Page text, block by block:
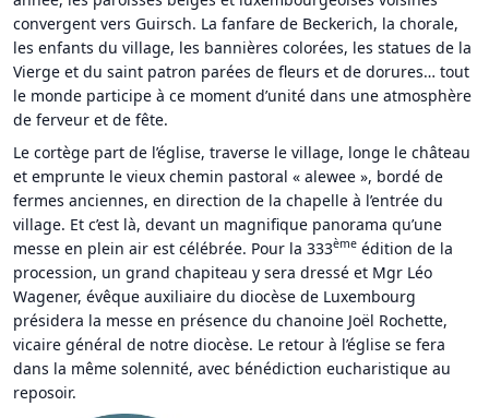
convergent vers Guirsch. La fanfare de Beckerich, la chorale,
les enfants du village, les bannières colorées, les statues de la
Vierge et du saint patron parées de fleurs et de dorures… tout
le monde participe à ce moment d’unité dans une atmosphère
de ferveur et de fête.
Le cortège part de l’église, traverse le village, longe le château
et emprunte le vieux chemin pastoral « alewee », bordé de
fermes anciennes, en direction de la chapelle à l’entrée du
village. Et c’est là, devant un magnifique panorama qu’une
messe en plein air est célébrée. Pour la 333ème édition de la
procession, un grand chapiteau y sera dressé et Mgr Léo
Wagener, évêque auxiliaire du diocèse de Luxembourg
présidera la messe en présence du chanoine Joël Rochette,
vicaire général de notre diocèse. Le retour à l’église se fera
dans la même solennité, avec bénédiction eucharistique au
reposoir.